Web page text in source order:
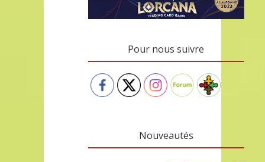
Pour nous suivre
Nouveautés